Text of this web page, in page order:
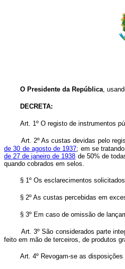
O Presidente da República,
DECRETA:
Art. 1º O registo de instrumentos
Art. 2º As custas devidas pelo
de 30 de agosto de 1937; em se
de 27 de janeiro de 1938 de 50% de
quando cobrados em selos.
§ 1º Os esclarecimentos
§ 2º As custas percebidas em
§ 3º Em caso de omissão de
Art. 3º São considerados parte
feito em mão de terceiros, de produtos
Art. 4º Revogam-se as disposições